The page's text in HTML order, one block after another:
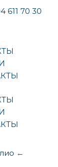
611 70 30
←